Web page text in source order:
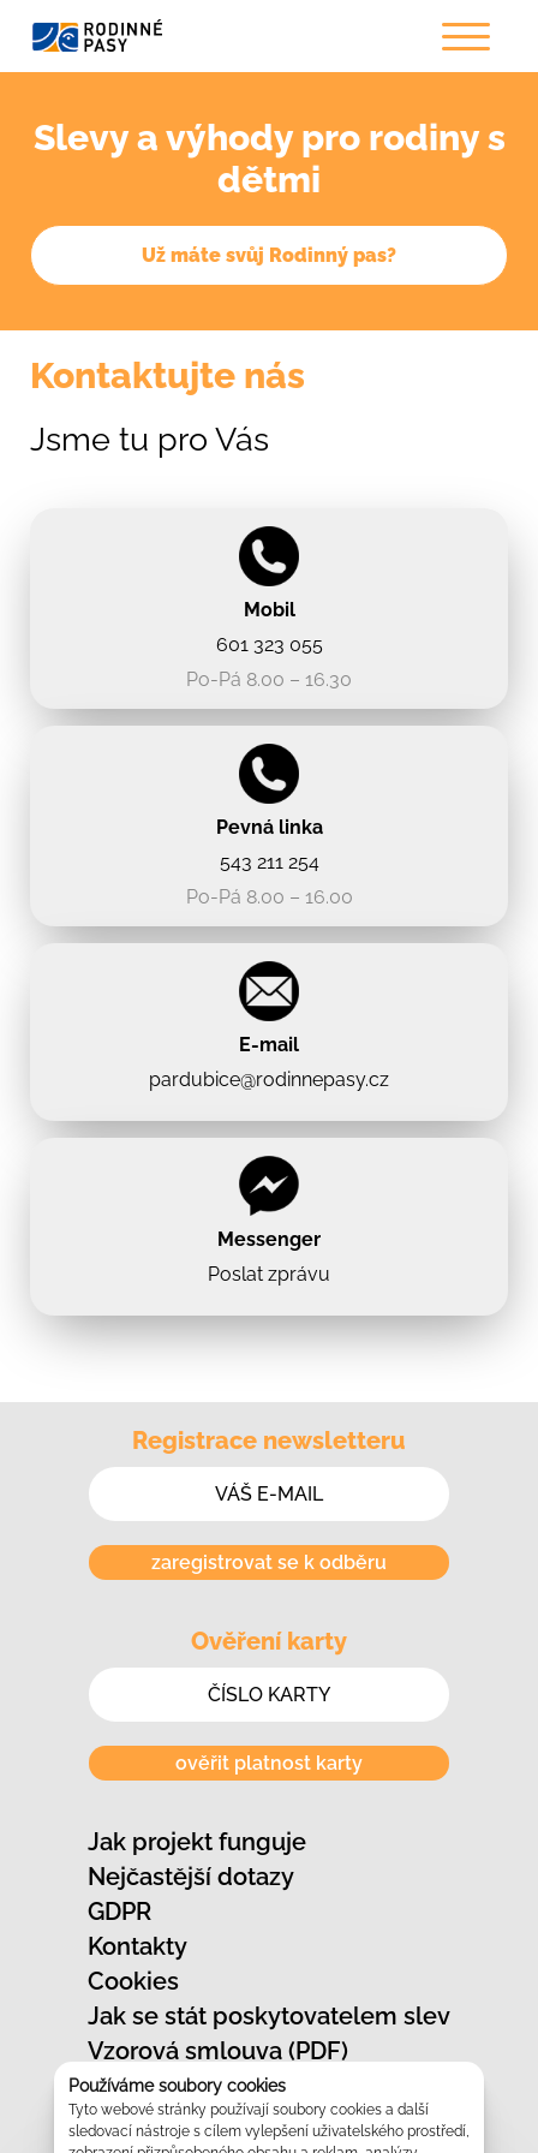
Používáme soubory cookies
Tyto webové stránky používají soubory cookies a další
sledovací nástroje s cílem vylepšení uživatelského prostředí,
Slevy a výhody pro rodiny s
dětmi
Už máte svůj Rodinný pas?
Kontaktujte nás
Jsme tu pro Vás
Mobil
601 323 055
Po-Pá 8.00 – 16.30
Pevná linka
543 211 254
Po-Pá 8.00 – 16.00
E-mail
pardubice@rodinnepasy.cz
Messenger
Poslat zprávu
Jak projekt funguje
Nejčastější dotazy
GDPR
Kontakty
Cookies
Jak se stát poskytovatelem slev
Registrace newsletteru
zaregistrovat se k odběru
Ověření karty
ověřit platnost karty
Vzorová smlouva (PDF)
Jak označit provozovnu
Vzhled slevových karet